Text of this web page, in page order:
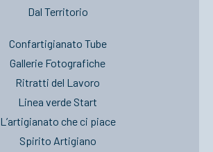
Dal Territorio
Confartigianato Tube
Gallerie Fotografiche
Ritratti del Lavoro
Linea verde Start
L’artigianato che ci piace
Spirito Artigiano